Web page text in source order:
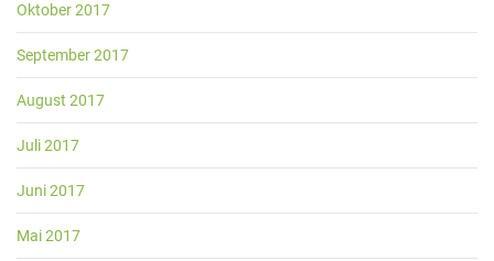
Oktober 2017
September 2017
August 2017
Juli 2017
Juni 2017
Mai 2017